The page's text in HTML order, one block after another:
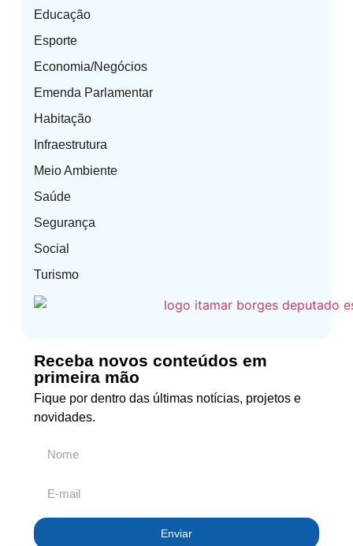
Educação
Esporte
Economia/Negócios
Emenda Parlamentar
Habitação
Infraestrutura
Meio Ambiente
Saúde
Segurança
Social
Turismo
Receba novos conteúdos em
primeira mão
Fique por dentro das últimas notícias, projetos e
novidades.
Enviar